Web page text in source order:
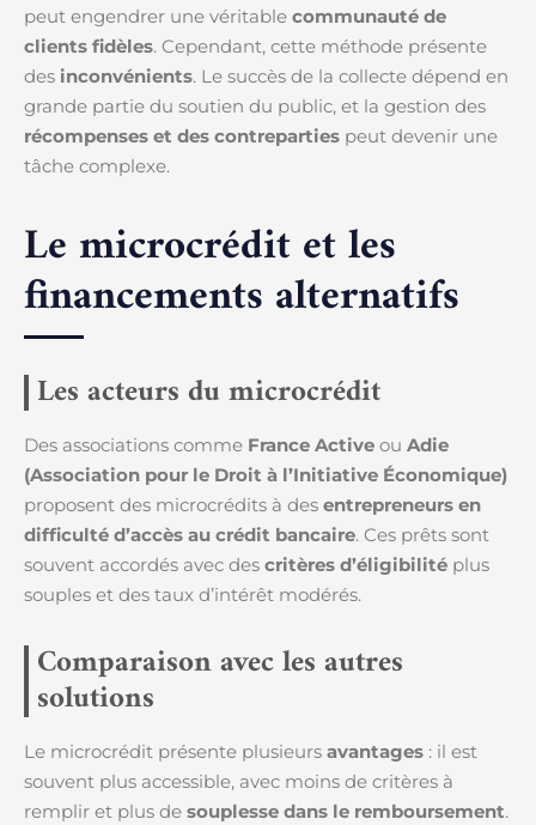
peut engendrer une véritable communauté de
clients fidèles. Cependant, cette méthode présente
des inconvénients. Le succès de la collecte dépend en
grande partie du soutien du public, et la gestion des
récompenses et des contreparties peut devenir une
tâche complexe.
Le microcrédit et les
financements alternatifs
Les acteurs du microcrédit
Des associations comme France Active ou Adie
(Association pour le Droit à l’Initiative Économique)
proposent des microcrédits à des entrepreneurs en
difficulté d’accès au crédit bancaire. Ces prêts sont
souvent accordés avec des critères d’éligibilité plus
souples et des taux d’intérêt modérés.
Comparaison avec les autres
solutions
Le microcrédit présente plusieurs avantages : il est
souvent plus accessible, avec moins de critères à
remplir et plus de souplesse dans le remboursement.